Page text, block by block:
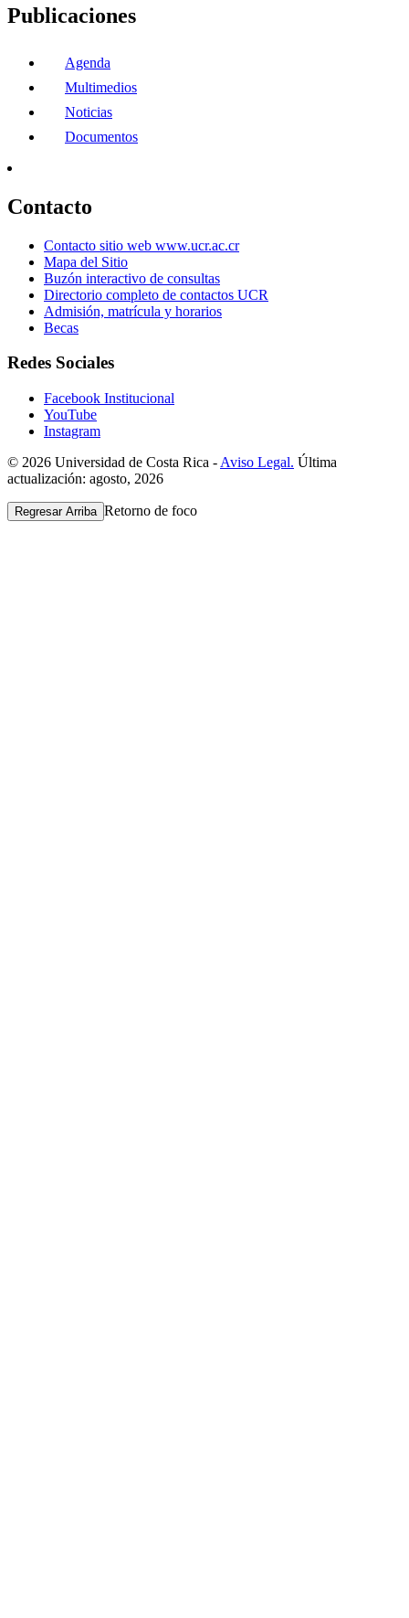
Publicaciones
Agenda
Multimedios
Noticias
Documentos
Contacto
Contacto sitio web www.ucr.ac.cr
Mapa del Sitio
Buzón interactivo de consultas
Directorio completo de contactos UCR
Admisión, matrícula y horarios
Becas
Redes Sociales
Facebook Institucional
YouTube
Instagram
© 2026 Universidad de Costa Rica - Aviso Legal. Última
actualización: agosto, 2026
Regresar Arriba Retorno de foco